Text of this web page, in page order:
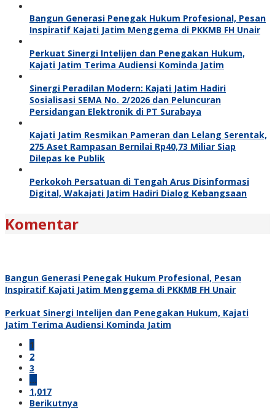
Bangun Generasi Penegak Hukum Profesional, Pesan
Inspiratif Kajati Jatim Menggema di PKKMB FH Unair
Perkuat Sinergi Intelijen dan Penegakan Hukum,
Kajati Jatim Terima Audiensi Kominda Jatim
Sinergi Peradilan Modern: Kajati Jatim Hadiri
Sosialisasi SEMA No. 2/2026 dan Peluncuran
Persidangan Elektronik di PT Surabaya
Kajati Jatim Resmikan Pameran dan Lelang Serentak,
275 Aset Rampasan Bernilai Rp40,73 Miliar Siap
Dilepas ke Publik
Perkokoh Persatuan di Tengah Arus Disinformasi
Digital, Wakajati Jatim Hadiri Dialog Kebangsaan
Komentar
Bangun Generasi Penegak Hukum Profesional, Pesan
Inspiratif Kajati Jatim Menggema di PKKMB FH Unair
Perkuat Sinergi Intelijen dan Penegakan Hukum, Kajati
Jatim Terima Audiensi Kominda Jatim
1
2
3
…
1,017
Berikutnya